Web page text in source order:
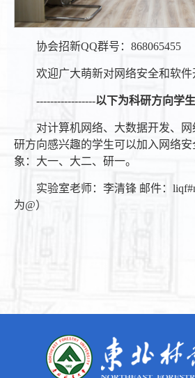
协会招新QQ群号：868065455
欢迎广大萌新对网络安全和软件
-----------------以下为科研方向学
对计算机网络、大数据开发、
研方向感兴趣的学生可以加入网络
象：大一、大二、研一。
实验室老师：李清锋 邮件：
为@）